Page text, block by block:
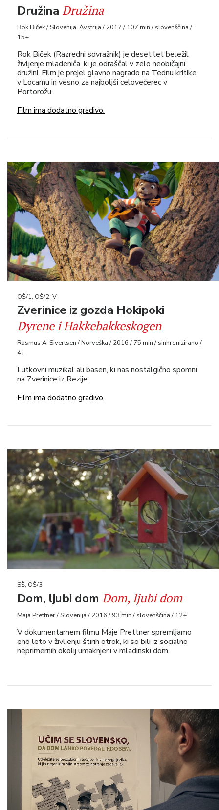
Družina Družina
Rok Biček / Slovenija, Avstrija / 2017 / 107 min / slovenščina /
15+
Rok Biček (Razredni sovražnik) je deset let beležil
življenje mladeniča, ki je odraščal v zelo neobičajni
družini. Film je prejel glavno nagrado na Tednu kritike
v Locarnu in vesno za najboljši celovečerec v
Portorožu.
Film ima dodatno gradivo.
OŠ/1, OŠ/2, V
Zverinice iz gozda Hokipoki
Dyrene i Hakkebakkeskogen
Rasmus A. Sivertsen / Norveška / 2016 / 75 min / sinhronizirano /
4+
Lutkovni muzikal ali basen, ki nas nostalgično spomni
na Zverinice iz Rezije.
Film ima dodatno gradivo.
SŠ, OŠ/3
Dom, ljubi dom Dom, ljubi dom
Maja Prettner / Slovenija / 2016 / 93 min / slovenščina / 12+
V dokumentarnem filmu Maje Prettner spremljamo
eno leto v življenju štirih otrok, ki so bili iz socialno
neprimernih okolij umaknjeni v mladinski dom.